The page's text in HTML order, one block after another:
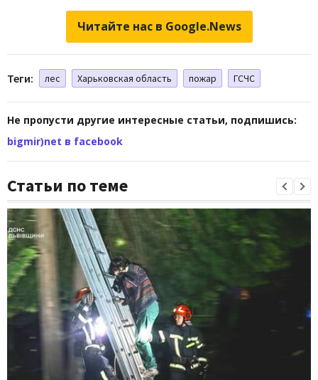
Читайте нас в Google.News
Теги: лес Харьковская область пожар ГСЧС
Не пропусти другие интересные статьи, подпишись:
bigmir)net в facebook
Статьи по теме